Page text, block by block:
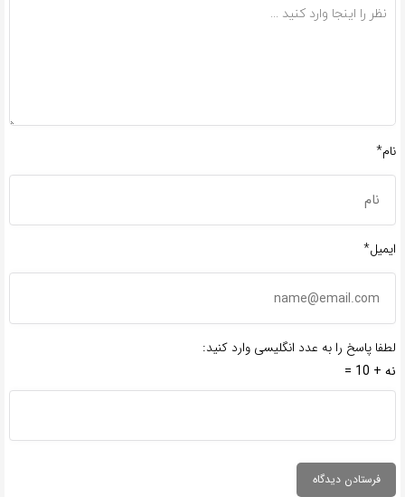
نام*
ایمیل*
لطفا پاسخ را به عدد انگلیسی وارد کنید:
نه + 10 =